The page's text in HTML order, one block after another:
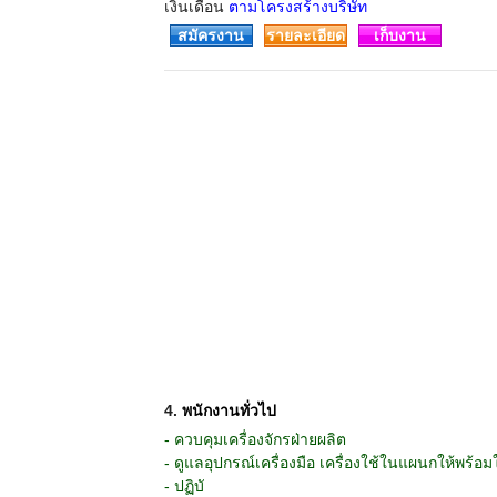
เงินเดือน ตามโครงสร้างบริษัท
สมัครงาน รายละเอียด เก็บงาน
4. พนักงานทั่วไป
- ควบคุมเครื่องจักรฝ่ายผลิต
- ดูแลอุปกรณ์เครื่องมือ เครื่องใช้ในแผนกให้พร้อม
- ปฏิบั